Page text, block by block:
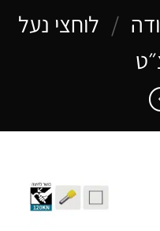
/
לוחצי נעל